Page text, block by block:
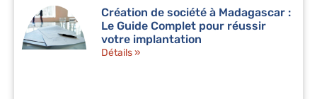
Création de société à Madagascar :
Le Guide Complet pour réussir
votre implantation
Détails »